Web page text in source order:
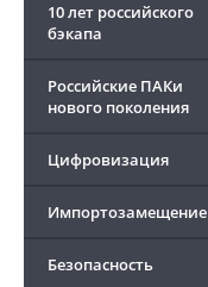
10 лет российского
бэкапа
Российские ПАКи
нового поколения
Цифровизация
Импортозамещение
Безопасность